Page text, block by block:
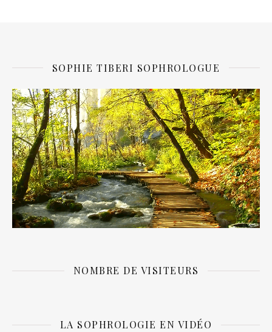
SOPHIE TIBERI SOPHROLOGUE
NOMBRE DE VISITEURS
LA SOPHROLOGIE EN VIDÉO